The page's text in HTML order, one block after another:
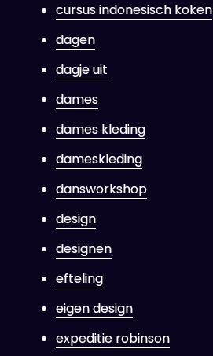
cursus indonesisch koken
dagen
dagje uit
dames
dames kleding
dameskleding
dansworkshop
design
designen
efteling
eigen design
expeditie robinson